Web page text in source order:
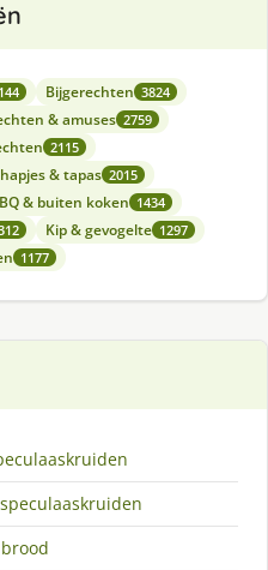
Bijgerechten 3824
& amuses 2759
2115
& tapas 2015
& buiten koken 1434
Kip & gevogelte 1297
1177